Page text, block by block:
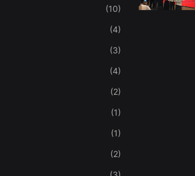
(10)
(4)
(3)
(4)
(2)
(1)
(1)
(2)